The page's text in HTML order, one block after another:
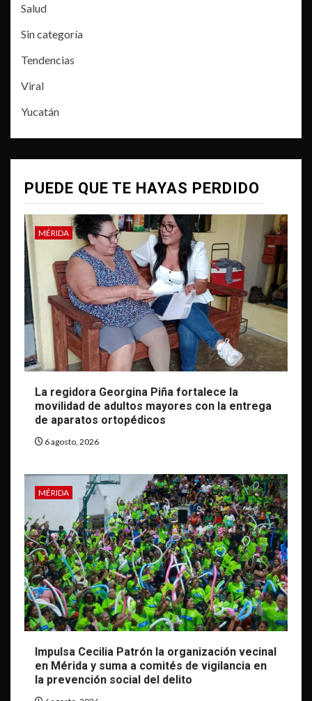
Salud
Sin categoría
Tendencias
Viral
Yucatán
PUEDE QUE TE HAYAS PERDIDO
MÉRIDA
La regidora Georgina Piña fortalece la
movilidad de adultos mayores con la entrega
de aparatos ortopédicos
6 agosto, 2026
MÉRIDA
Impulsa Cecilia Patrón la organización vecinal
en Mérida y suma a comités de vigilancia en
la prevención social del delito